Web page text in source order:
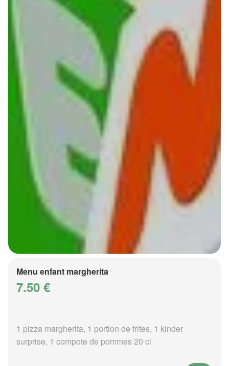
Menu enfant margherita
7.50 €
1 pizza margherita, 1 portion de frites, 1 kinder
surprise, 1 compote de pommes 20 cl